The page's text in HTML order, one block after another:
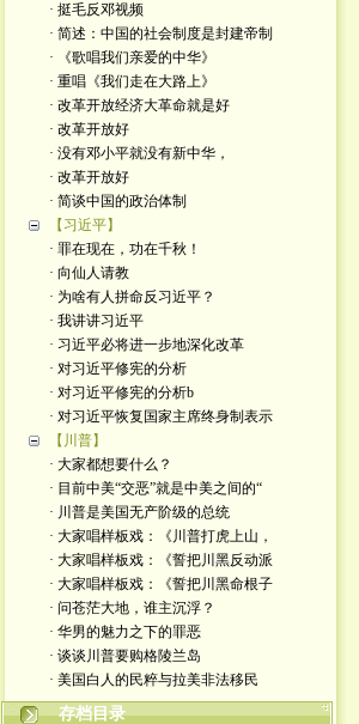
· 挺毛反邓视频
· 简述：中国的社会制度是封建帝制
· 《歌唱我们亲爱的中华》
· 重唱《我们走在大路上》
· 改革开放经济大革命就是好
· 改革开放好
· 没有邓小平就没有新中华，
· 改革开放好
· 简谈中国的政治体制
【习近平】
· 罪在现在，功在千秋！
· 向仙人请教
· 为啥有人拼命反习近平？
· 我讲讲习近平
· 习近平必将进一步地深化改革
· 对习近平修宪的分析
· 对习近平修宪的分析b
· 对习近平恢复国家主席终身制表示
【川普】
· 大家都想要什么？
· 目前中美“交恶”就是中美之间的“
· 川普是美国无产阶级的总统
· 大家唱样板戏：《川普打虎上山，
· 大家唱样板戏：《誓把川黑反动派
· 大家唱样板戏：《誓把川黑命根子
· 问苍茫大地，谁主沉浮？
· 华男的魅力之下的罪恶
· 谈谈川普要购格陵兰岛
· 美国白人的民粹与拉美非法移民
存档目录